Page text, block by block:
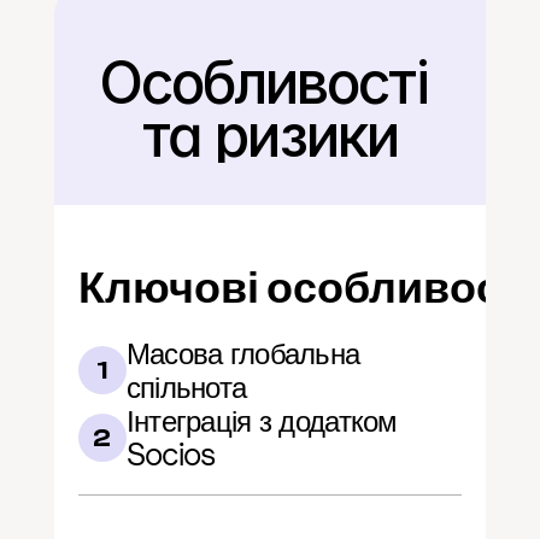
Назад
Особливості
та ризики
Ключові особливості
1
Масова глобальна
спільнота
2
Інтеграція з додатком
Socios